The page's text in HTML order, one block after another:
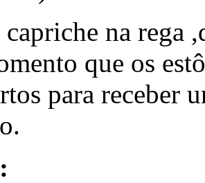
na rega
que os
para receber